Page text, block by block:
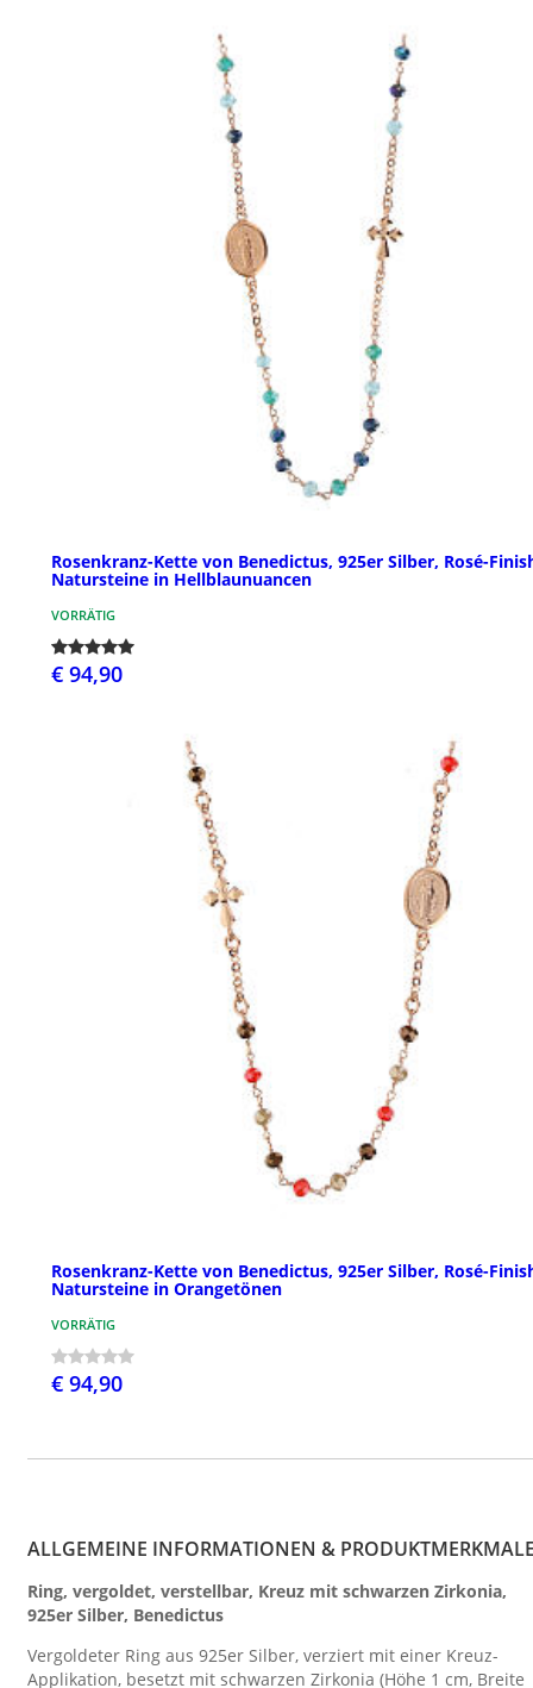
Rosenkranz-Kette von Benedictus, 925er Silber, Rosé-
Natursteine in Hellblaunuancen
VORRÄTIG
€ 94,90
Rosenkranz-Kette von Benedictus, 925er Silber, Rosé-
Natursteine in Orangetönen
VORRÄTIG
€ 94,90
ALLGEMEINE INFORMATIONEN &
Ring, vergoldet, verstellbar, Kreuz mit schwarzen Zirkonia,
925er Silber, Benedictus
Vergoldeter Ring aus 925er Silber, verziert mit einer Kreuz-
Applikation, besetzt mit schwarzen Zirkonia (Höhe 1 cm, Breite